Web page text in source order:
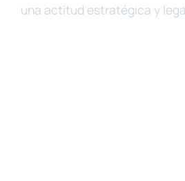
una actitud estratégica y